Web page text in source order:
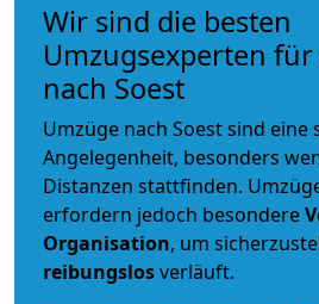
Wir sind die besten
Umzugsexperten
nach Soest
Umzüge nach Soest sind eine
Angelegenheit, besonders
Distanzen stattfinden.
erfordern jedoch besondere
Organisation, um
reibungslosverläuft.